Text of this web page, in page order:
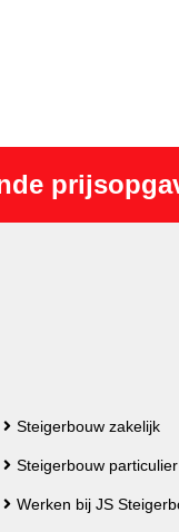
Steigerbouw zakelijk
Steigerbouw particulier
Werken bij JS